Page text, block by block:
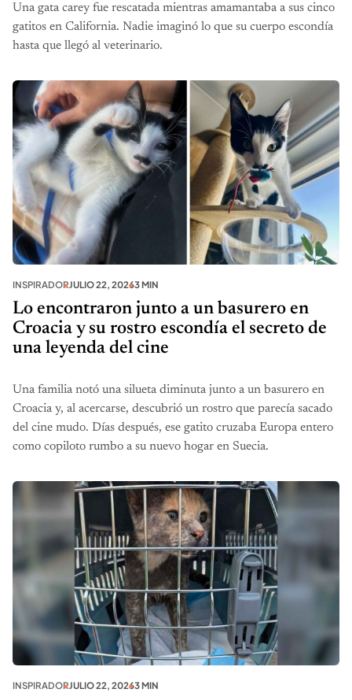
Una gata carey fue rescatada mientras amamantaba a sus cinco
gatitos en California. Nadie imaginó lo que su cuerpo escondía
hasta que llegó al veterinario.
INSPIRADORJULIO 22, 20263 MIN
Lo encontraron junto a un basurero en
Croacia y su rostro escondía el secreto de
una leyenda del cine
Una familia notó una silueta diminuta junto a un basurero en
Croacia y, al acercarse, descubrió un rostro que parecía sacado
del cine mudo. Días después, ese gatito cruzaba Europa entero
como copiloto rumbo a su nuevo hogar en Suecia.
INSPIRADORJULIO 22, 20263 MIN